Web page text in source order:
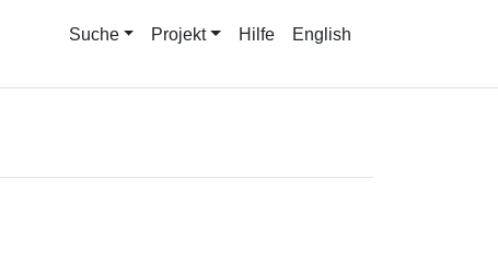
Suche Projekt Hilfe English